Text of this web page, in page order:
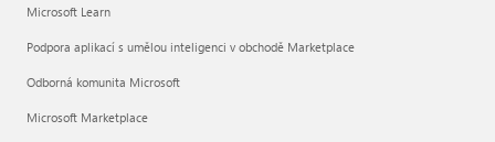
Microsoft Learn
Podpora aplikací s umělou inteligenci v obchodě Marketplace
Odborná komunita Microsoft
Microsoft Marketplace